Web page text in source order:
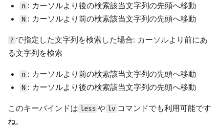
n : カーソルより後の検索該当文字列の先頭へ移動
N : カーソルより前の検索該当文字列の先頭へ移動
? で指定した文字列を検索した場合: カーソルより前にあ
る文字列を検索
n : カーソルより前の検索該当文字列の先頭へ移動
N : カーソルより後の検索該当文字列の先頭へ移動
このキーバインドは less や lv コマンドでも利用可能です
ね。